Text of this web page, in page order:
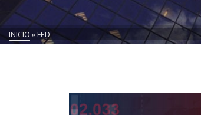
INICIO »FED